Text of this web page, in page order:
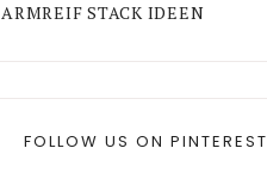
ARMREIF STACK IDEEN
FOLLOW US ON PINTEREST